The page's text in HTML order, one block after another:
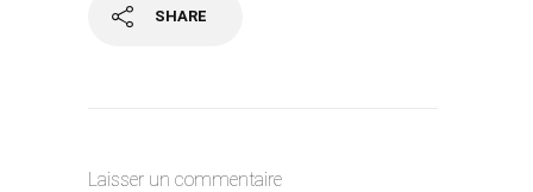
SHARE
Laisser un commentaire